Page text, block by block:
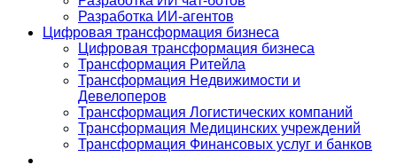
Разработка ИИ-агентов
Цифровая трансформация бизнеса
Цифровая трансформация бизнеса
Трансформация Ритейла
Трансформация Недвижимости и
Девелоперов
Трансформация Логистических компаний
Трансформация Медицинских учреждений
Трансформация Финансовых услуг и банков